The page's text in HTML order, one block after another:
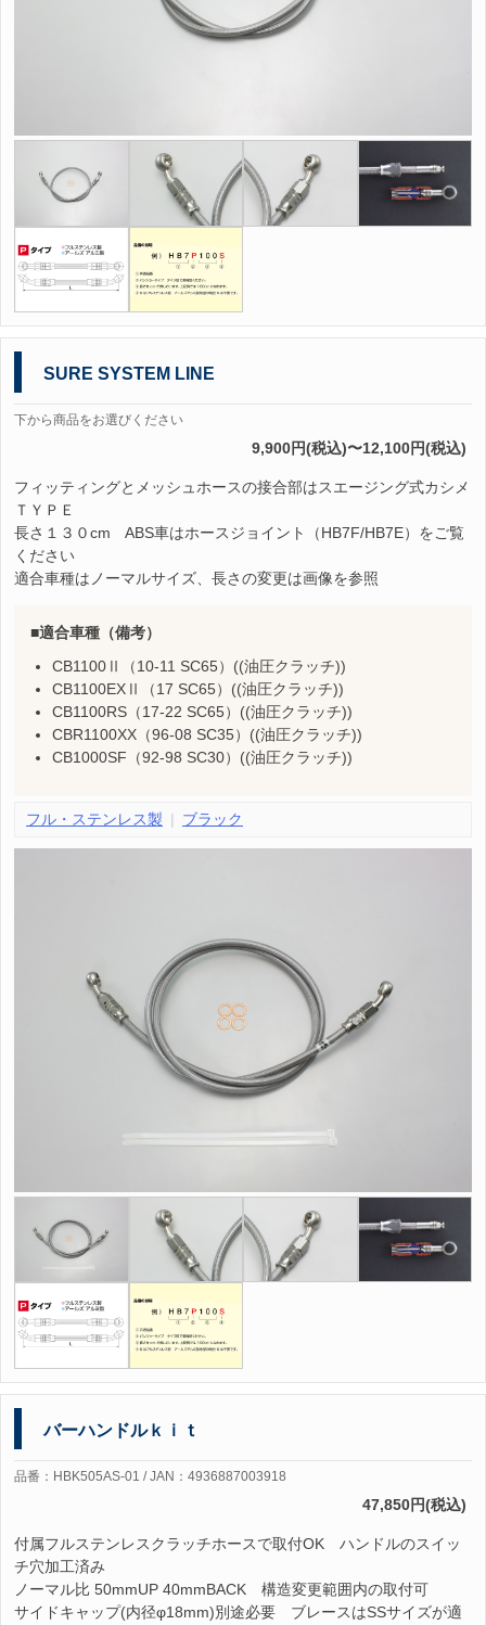
SURE SYSTEM LINE
下から商品をお選びください
9,900円(税込)〜12,100円(税込)
フィッティングとメッシュホースの接合部はスエージング式カシメ
ＴＹＰＥ
長さ１３０cm ABS車はホースジョイント（HB7F/HB7E）をご覧
ください
適合車種はノーマルサイズ、長さの変更は画像を参照
適合車種（備考）
CB1100Ⅱ（10-11 SC65）((油圧クラッチ))
CB1100EXⅡ（17 SC65）((油圧クラッチ))
CB1100RS（17-22 SC65）((油圧クラッチ))
CBR1100XX（96-08 SC35）((油圧クラッチ))
CB1000SF（92-98 SC30）((油圧クラッチ))
フル・ステンレス製 ブラック
バーハンドルｋｉｔ
品番：HBK505AS-01 / JAN：4936887003918
47,850円(税込)
付属フルステンレスクラッチホースで取付OK ハンドルのスイッ
チ穴加工済み
ノーマル比 50mmUP 40mmBACK 構造変更範囲内の取付可
サイドキャップ(内径φ18mm)別途必要 ブレースはSSサイズが適